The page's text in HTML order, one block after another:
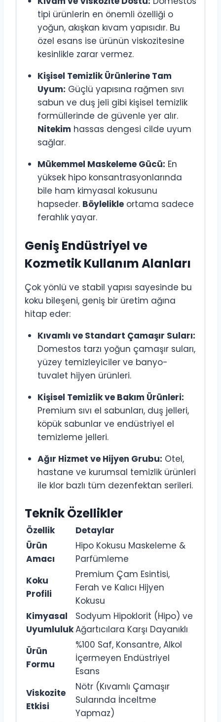
tipi ürünlerin en önemli özelliği o
yoğun, akışkan kıvam yapısıdır. Bu
özel esans ise ürünün viskozitesine
kesinlikle zarar vermez.
Kişisel Temizlik Ürünlerine Tam
Uyum: Güçlü yapısına rağmen sıvı
sabun ve duş jeli gibi kişisel temizlik
formüllerinde de güvenle yer alır.
Nitekim hassas dengesi cilde uyum
sağlar.
Mükemmel Maskeleme Gücü: En
yüksek hipo konsantrasyonlarında
bile ham kimyasal kokusunu
hapseder. Böylelikleortama sadece
ferahlık yayar.
Geniş Endüstriyel ve
Kozmetik Kullanım Alanları
Çok yönlü ve stabil yapısı sayesinde bu
koku bileşeni, geniş bir üretim ağına
hitap eder:
Kıvamlı ve Standart Çamaşır Suları:
Domestos tarzı yoğun çamaşır suları,
yüzey temizleyiciler ve banyo-
tuvalet hijyen ürünleri.
Kişisel Temizlik ve Bakım Ürünleri:
Premium sıvı el sabunları, duş jelleri,
köpük sabunlar ve endüstriyel el
temizleme jelleri.
Ağır Hizmet ve Hijyen Grubu: Otel,
hastane ve kurumsal temizlik ürünleri
ile klor bazlı tüm dezenfektan serileri.
Teknik Özellikler
Özellik
Detaylar
Ürün
Amacı
Hipo Kokusu Maskeleme &
Parfümleme
Koku
Profili
Premium Çam Esintisi,
Ferah ve Kalıcı Hijyen
Kokusu
Kimyasal
Uyumluluk
Sodyum Hipoklorit (Hipo) ve
Ağartıcılara Karşı Dayanıklı
Ürün
Formu
%100 Saf, Konsantre, Alkol
İçermeyen Endüstriyel
Esans
Viskozite
Etkisi
Nötr (Kıvamlı Çamaşır
Sularında İnceltme
Yapmaz)